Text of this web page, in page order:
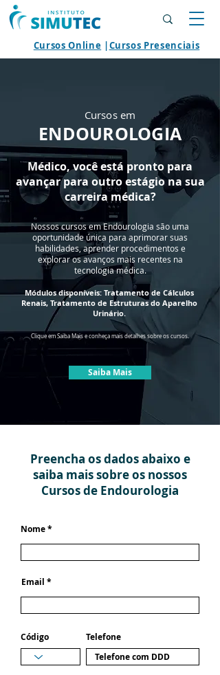
Cursos Online |Cursos Presenciais
Cursos em
ENDOUROLOGIA
Médico, você está pronto para
avançar para outro estágio na sua
carreira médica?
Nossos cursos em Endourologia são uma
oportunidade única para aprimorar suas
habilidades, aprender procedimentos e
explorar os avanços mais recentes na
tecnologia médica.
Módulos disponíveis: Tratamento de Cálculos
Renais, Tratamento de Estruturas do Aparelho
Urinário.
Clique em Saiba Mais e conheça mais detalhes sobre os cursos.
Saiba Mais
Preencha os dados abaixo e
saiba mais sobre os nossos
Cursos de Endourologia
Nome
Email
Código Telefone